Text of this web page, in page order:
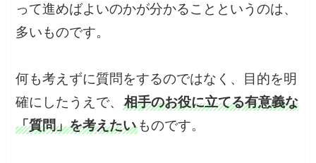
って進めばよいのかが分かることというのは、
多いものです。
何も考えずに質問をするのではなく、目的を明
確にしたうえで、相手のお役に立てる有意義な
「質問」を考えたい ものです。